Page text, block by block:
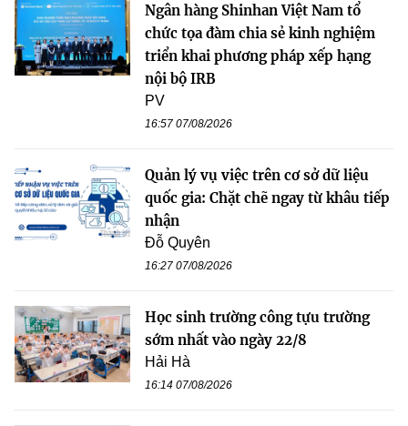
Ngân hàng Shinhan Việt Nam tổ
chức tọa đàm chia sẻ kinh nghiệm
triển khai phương pháp xếp hạng
nội bộ IRB
PV
16:57 07/08/2026
Quản lý vụ việc trên cơ sở dữ liệu
quốc gia: Chặt chẽ ngay từ khâu tiếp
nhận
Đỗ Quyên
16:27 07/08/2026
Học sinh trường công tựu trường
sớm nhất vào ngày 22/8
Hải Hà
16:14 07/08/2026